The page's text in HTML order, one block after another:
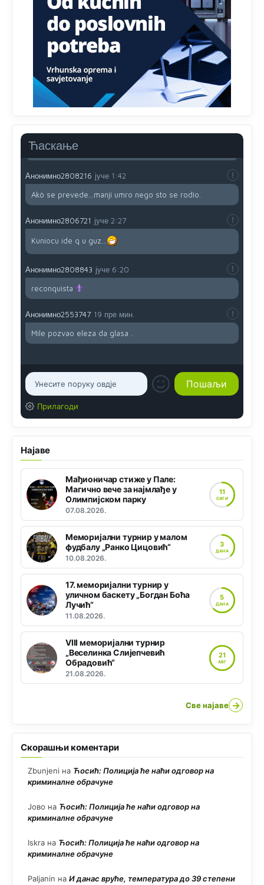
Ћаскање
genocidna tvorevina pravi smetnju a recimo Srbija je
davno priznala.Nasvakom proizvodu iz Srbije stoji -
uvoznik za Kosovo
Анонимно2806721
Sve i da se nekim čudom vojska Srbije "vrati" na
Kosovo-kome će se vratiti? Gdje je dobrodošla i koga
da brani? A imamo vojsku Kosova kojoj želimo svako
dobro i da se što bolje opreme
i mi tebi želimo dug život i tešku bolest
Анонимно2808216 јуче 1:42
Akò se prevede...manji umro nego sto se rodio.
Анонимно2806721 јуче 2:27
Kuniocu ide q u guz...
Анонимно2808843 јуче 6:20
reconquista
Анонимно2553747 19 пре мин.
Mile pozvao eleza da glasa .
Прилагоди
Најаве
Мађионичар стиже у Пале:
Магично вече за најмлађе у
Олимпијском парку
07.08.2026.
11
САТИ
Меморијални турнир у малом
фудбалу „Ранко Цицовић“
10.08.2026.
3
ДАНА
17. меморијални турнир у
уличном баскету „Богдан Боћа
Лучић“
11.08.2026.
5
ДАНА
VIII меморијални турнир
„Веселинка Слијепчевић
Обрадовић“
21.08.2026.
21
АВГ
Све најаве →
Скорашњи коментари
Zbunjeni на Ћосић: Полиција ће наћи одговор на
криминалне обрачуне
Јово на Ћосић: Полиција ће наћи одговор на
криминалне обрачуне
Iskra на Ћосић: Полиција ће наћи одговор на
криминалне обрачуне
Paljanin на И данас вруће, температура до 39 степени